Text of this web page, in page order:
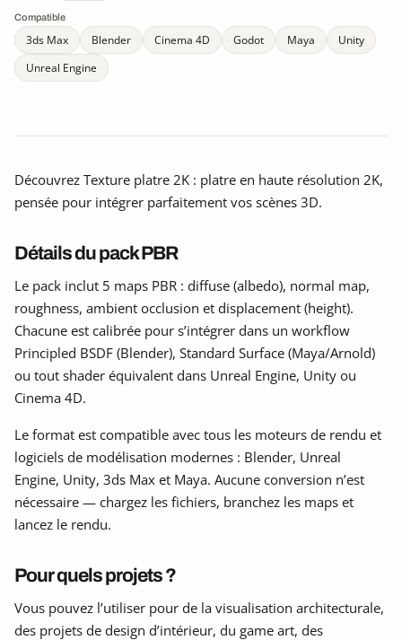
Compatible
3ds Max Blender Cinema 4D Godot Maya
Unity
Unreal Engine
Découvrez Texture platre 2K : platre en haute résolution 2K,
pensée pour intégrer parfaitement vos scènes 3D.
Détails du pack PBR
Le pack inclut 5 maps PBR : diffuse (albedo), normal map,
roughness, ambient occlusion et displacement (height).
Chacune est calibrée pour s’intégrer dans un workflow
Principled BSDF (Blender), Standard Surface (Maya/Arnold)
ou tout shader équivalent dans Unreal Engine, Unity ou
Cinema 4D.
Le format est compatible avec tous les moteurs de rendu et
logiciels de modélisation modernes : Blender, Unreal
Engine, Unity, 3ds Max et Maya. Aucune conversion n’est
nécessaire — chargez les fichiers, branchez les maps et
lancez le rendu.
Pour quels projets ?
Vous pouvez l’utiliser pour de la visualisation architecturale,
des projets de design d’intérieur, du game art, des